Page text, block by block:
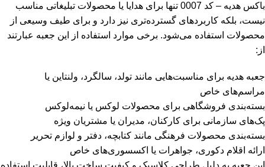
باکس هدیه – کد 0007 تنها برای هدایا یا محصولات تبلیغاتی مناسب
نیست، بلکه کاربردهای گسترده‌تری نیز دارد و برای طیف وسیعی از
محصولات استفاده می‌شود. برخی موارد استفاده از این جعبه عبارتند
از:
جعبه هدیه برای مناسبت‌هایی مانند تولد، سالگرد، ولنتاین یا
مراسم‌های خاص
بسته‌بندی فروشگاهی برای محصولات لوکس یا نیمه‌لوکس
پک‌های سازمانی برای کارکنان، مدیران یا مشتریان ویژه
بسته‌بندی محصولات فرهنگی مانند کتابچه، دفتر و لوازم تحریر
ارائه اقلام دکوری، جواهرات یا اکسسوری‌های خاص
این جعبه به دلیل طراحی کلاسیک و کیفیت ساخت بالا، قابلیت استفاده